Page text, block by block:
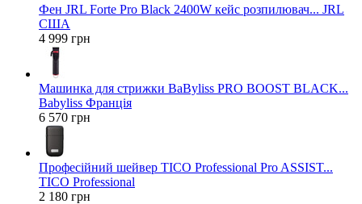
Фен JRL Forte Pro Black 2400W кейс розпилювач... JRL
США
4 999 грн
Машинка для стрижки BaByliss PRO BOOST BLACK...
Babyliss Франція
6 570 грн
Професійний шейвер TICO Professional Pro ASSIST...
TICO Professional
2 180 грн